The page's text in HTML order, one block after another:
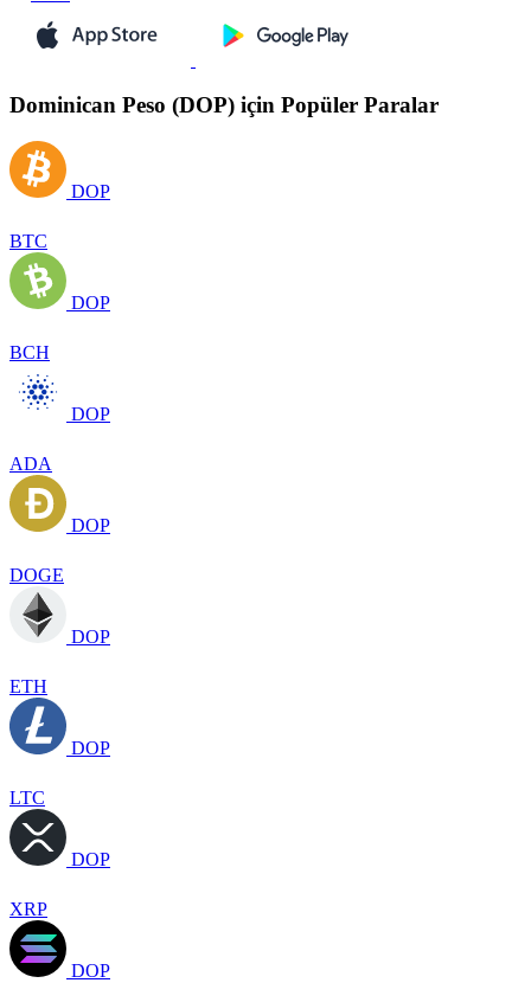
Dominican Peso (DOP) için Popüler Paralar
DOP
BTC
DOP
BCH
DOP
ADA
DOP
DOGE
DOP
ETH
DOP
LTC
DOP
XRP
DOP